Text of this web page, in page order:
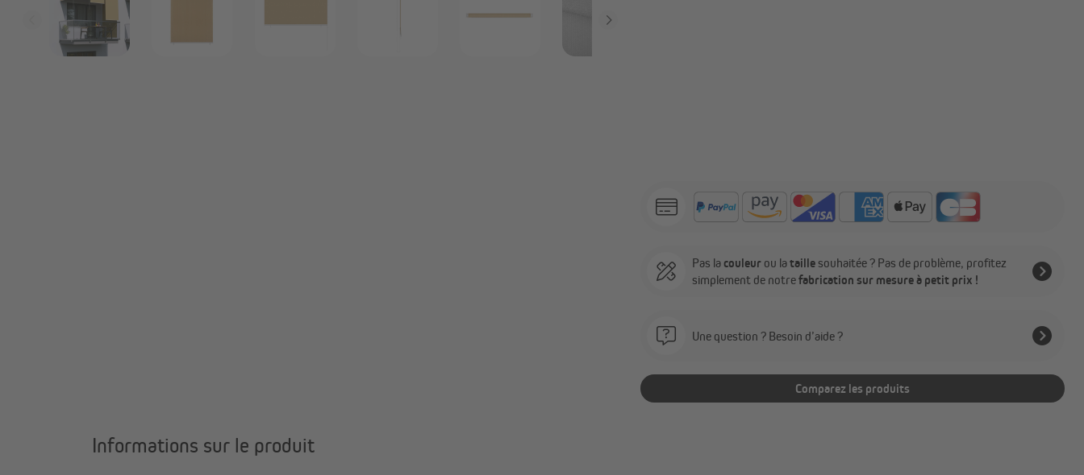
Pas la couleur ou lataille souhaitée ? Pas de problème, profitez
simplement de notrefabrication sur mesure à petit prix !
Une question ? Besoin d’aide ?
Comparez les produits
Informations sur le produit